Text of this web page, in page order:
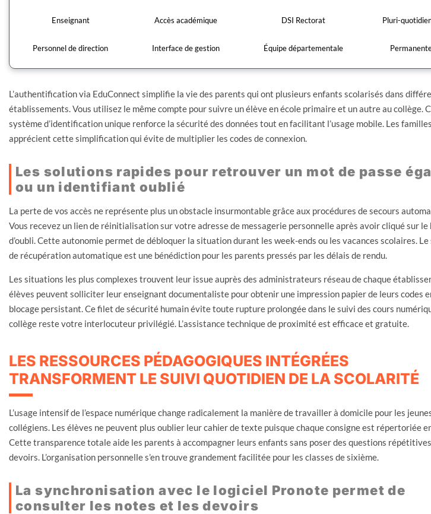
Enseignant Accès académique DSI Rectorat Pluri-
Personnel de direction Interface de gestion Équipe départementale
L’authentification via EduConnect simplifie la vie des parents qui ont plusieurs enfants scolarisés dans
établissements. Vous utilisez le même compte pour suivre un élève en école primaire et un autre au collège.
système d’identification unique renforce la sécurité des données tout en facilitant l’usage mobile. Les familles
apprécient cette simplification qui évite de multiplier les codes de connexion.
Les solutions rapides pour retrouver un mot de passe
ou un identifiant oublié
La perte de vos accès ne représente plus un obstacle insurmontable grâce aux procédures de secours
Vous recevez un lien de réinitialisation sur votre adresse de messagerie personnelle après avoir cliqué sur le
d’oubli. Cette autonomie permet de débloquer la situation durant les week-ends ou les vacances scolaires.
de récupération automatique est une bénédiction pour les parents pressés par les délais de rendu.
Les situations les plus complexes trouvent leur issue auprès des administrateurs réseau de chaque
élèves peuvent solliciter leur enseignant documentaliste pour obtenir une impression papier de leurs codes
blocage persistant. Ce filet de sécurité humain évite toute rupture prolongée dans le suivi des cours
collège reste votre interlocuteur privilégié. L’assistance technique de proximité est efficace et gratuite.
LES RESSOURCES PÉDAGOGIQUES INTÉGRÉES
TRANSFORMENT LE SUIVI QUOTIDIEN DE LA SCOLARITÉ
L’usage intensif de l’espace numérique change radicalement la manière de travailler à domicile pour les
collégiens. Les élèves ne peuvent plus oublier leur cahier de texte puisque chaque consigne est répertoriée
Cette transparence totale aide les parents à accompagner leurs enfants sans poser des questions
devoirs. L’organisation personnelle s’en trouve grandement facilitée pour les classes de sixième.
La synchronisation avec le logiciel Pronote permet de
consulter les notes et les devoirs